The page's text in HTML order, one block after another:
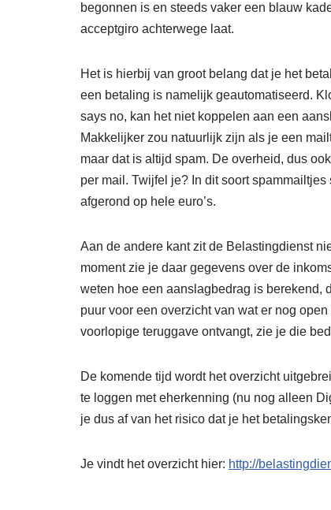
begonnen is en steeds vaker een blauw
acceptgiro achterwege laat.
Het is hierbij van groot belang dat je het
een betaling is namelijk geautomatiseerd.
says no, kan het niet koppelen aan een
Makkelijker zou natuurlijk zijn als je een
maar dat is altijd spam. De overheid, dus
per mail. Twijfel je? In dit soort
afgerond op hele euro’s.
Aan de andere kant zit de Belastingdienst
moment zie je daar gegevens over de
weten hoe een aanslagbedrag is berekend,
puur voor een overzicht van wat er nog
voorlopige teruggave ontvangt, zie je die
De komende tijd wordt het overzicht
te loggen met eherkenning (nu nog alleen
je dus af van het risico dat je het
Je vindt het overzicht hier: http://